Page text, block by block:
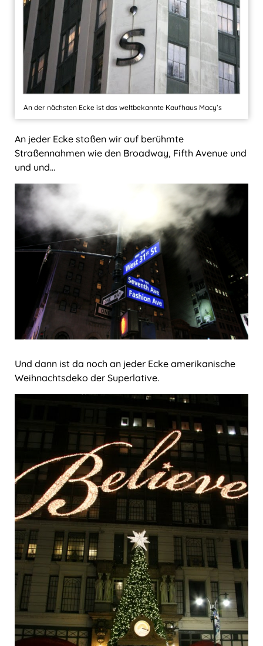
An der nächsten Ecke ist das weltbekannte Kaufhaus Macy’s
An jeder Ecke stoßen wir auf berühmte
Straßennahmen wie den Broadway, Fifth Avenue und
und und…
Und dann ist da noch an jeder Ecke amerikanische
Weihnachtsdeko der Superlative.